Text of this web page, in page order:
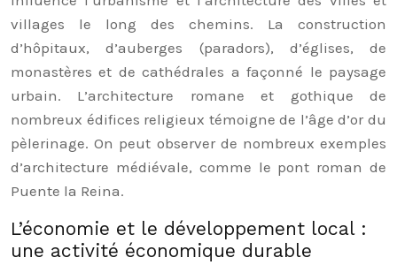
villages le long des chemins. La construction
d’hôpitaux, d’auberges (paradors), d’églises, de
monastères et de cathédrales a façonné le paysage
urbain. L’architecture romane et gothique de
nombreux édifices religieux témoigne de l’âge d’or du
pèlerinage. On peut observer de nombreux exemples
d’architecture médiévale, comme le pont roman de
Puente la Reina.
L’économie et le développement local :
une activité économique durable